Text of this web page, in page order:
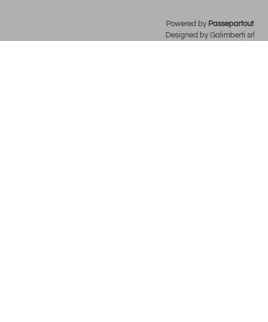
Powered by Passepartout
Designed by Galimberti srl